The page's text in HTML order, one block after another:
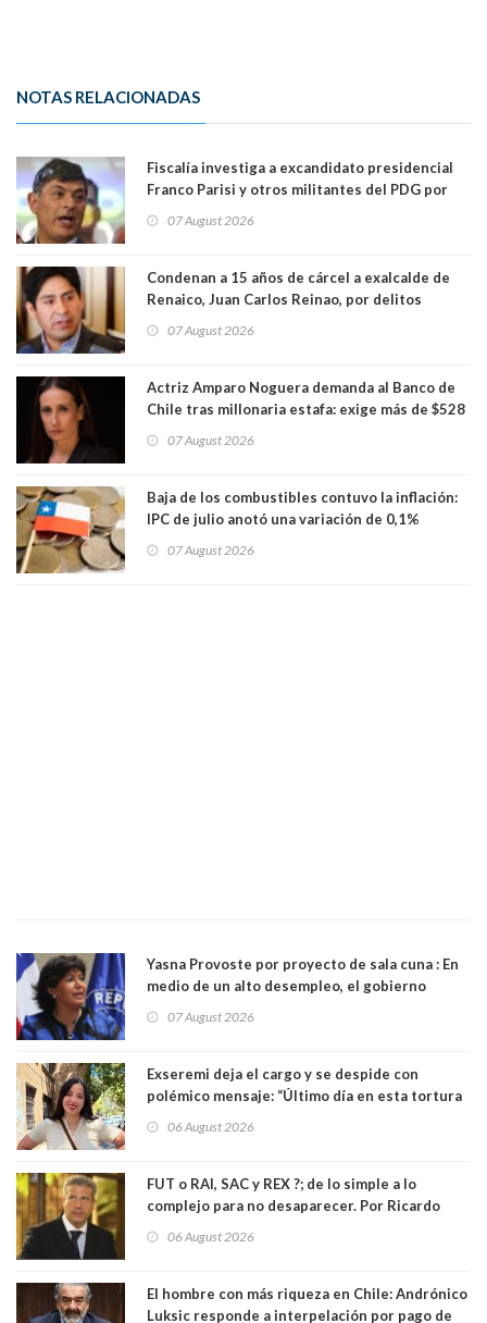
NOTAS RELACIONADAS
Fiscalía investiga a excandidato presidencial
Franco Parisi y otros militantes del PDG por
07 August 2026
Condenan a 15 años de cárcel a exalcalde de
Renaico, Juan Carlos Reinao, por delitos
07 August 2026
Actriz Amparo Noguera demanda al Banco de
Chile tras millonaria estafa: exige más de $528
07 August 2026
Baja de los combustibles contuvo la inflación:
IPC de julio anotó una variación de 0,1%
07 August 2026
Yasna Provoste por proyecto de sala cuna : En
medio de un alto desempleo, el gobierno
07 August 2026
Exseremi deja el cargo y se despide con
polémico mensaje: “Último día en esta tortura
06 August 2026
FUT o RAI, SAC y REX ?; de lo simple a lo
complejo para no desaparecer. Por Ricardo
06 August 2026
El hombre con más riqueza en Chile: Andrónico
Luksic responde a interpelación por pago de